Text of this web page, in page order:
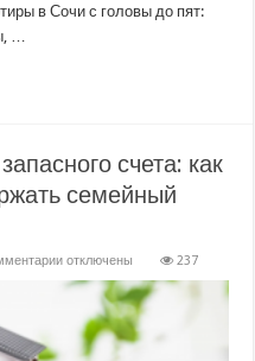
в Сочи с головы до пят:
…
счета: как
семейный
к
Недвижимость
вместо
запасного
счета:
отключены 237